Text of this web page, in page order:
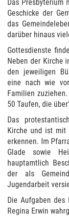
Das
Geschicke der
das
darüber hinaus
Gottesdienste
Neben der Kirche
den jeweiligen
eine nach wie
Familien
50 Taufen, die
Das
Kirche und ist mit
erkennen. Im
Glade sowie
hauptamtlich
der als
Jugendarbeit
Die Aufgaben des
Regina Erwin